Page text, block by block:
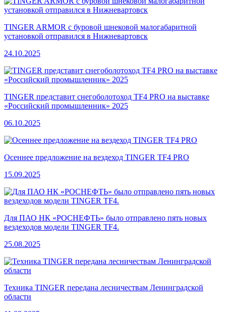
TINGER ARMOR с буровой шнековой малогабаритной
установкой отправился в Нижневартовск
24.10.2025
TINGER представит снегоболотоход TF4 PRO на выставке
«Российский промышленник» 2025
06.10.2025
Осеннее предложение на вездеход TINGER TF4 PRO
15.09.2025
Для ПАО НК «РОСНЕФТЬ» было отправлено пять новых
вездеходов модели TINGER TF4.
25.08.2025
Техника TINGER передана лесничествам Ленинградской
области